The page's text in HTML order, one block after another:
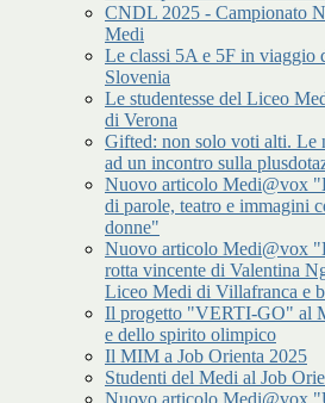
CNDL 2025 - Campionato
Medi
Le classi 5A e 5F in viaggio
Slovenia
Le studentesse del Liceo
di Verona
Gifted: non solo voti alti. Le
ad un incontro sulla
Nuovo articolo Medi@vox
di parole, teatro e immagini
donne"
Nuovo articolo Medi@vox
rotta vincente di Valentina
Liceo Medi di Villafranca e
Il progetto "VERTI-GO" al
e dello spirito olimpico
Il MIM a Job Orienta 2025
Studenti del Medi al Job